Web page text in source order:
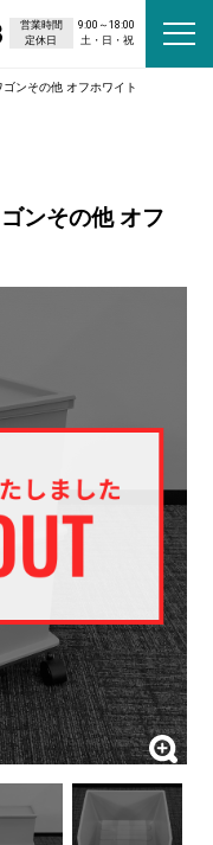
営業時間
9:00～18:00
定休日
土・日・祝
ンその他 オフホワイト
ンその他 オフ